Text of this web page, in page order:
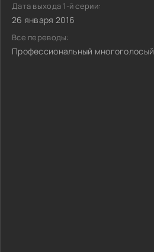
Дата выхода 1-й серии:
26 января 2016
Все переводы:
Профессиональный многоголосый